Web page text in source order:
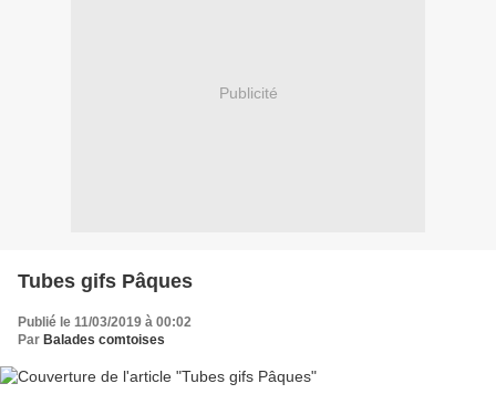
Publicité
Tubes gifs Pâques
Publié le 11/03/2019 à 00:02
Par Balades comtoises